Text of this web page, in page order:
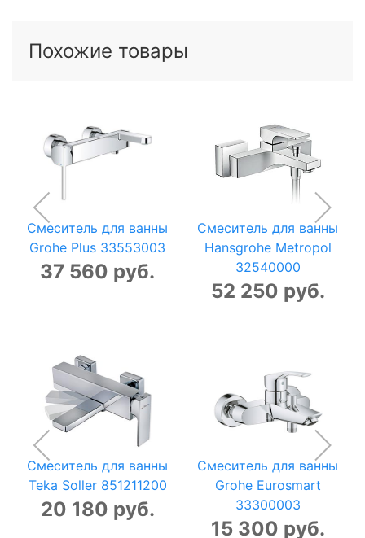
Похожие товары
Смеситель для ванны
Grohe Plus 33553003
37 560 руб.
Смеситель для ванны
Hansgrohe Metropol
32540000
52 250 руб.
Смеситель для ванны
Teka Soller 851211200
20 180 руб.
Смеситель для ванны
Grohe Eurosmart
33300003
15 300 руб.